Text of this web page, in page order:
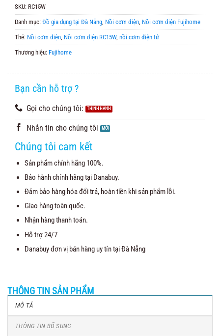
SKU: RC15W
Danh mục: Đồ gia dụng tại Đà Nẵng, Nồi cơm điện, Nồi cơm điện Fujihome
Thẻ: Nồi cơm điện, Nồi cơm điện RC15W, nồi cơm điện tử
Thương hiệu: Fujihome
Bạn cần hỗ trợ ?
Gọi cho chúng tôi:
Nhắn tin cho chúng tôi
Chúng tôi cam kết
Sản phẩm chính hãng 100%.
Bảo hành chính hãng tại Danabuy.
Đảm bảo hàng hóa đổi trả, hoàn tiền khi sản phẩm lỗi.
Giao hàng toàn quốc.
Nhận hàng thanh toán.
Hỗ trợ 24/7
Danabuy đơn vị bán hàng uy tín tại Đà Nẵng
THÔNG TIN SẢN PHẨM
MÔ TẢ
THÔNG TIN BỔ SUNG